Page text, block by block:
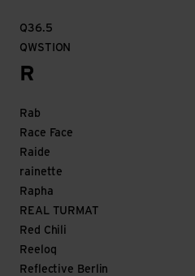
Q36.5
QWSTION
R
Rab
Race Face
Raide
rainette
Rapha
REAL TURMAT
Red Chili
Reeloq
Reflective Berlin